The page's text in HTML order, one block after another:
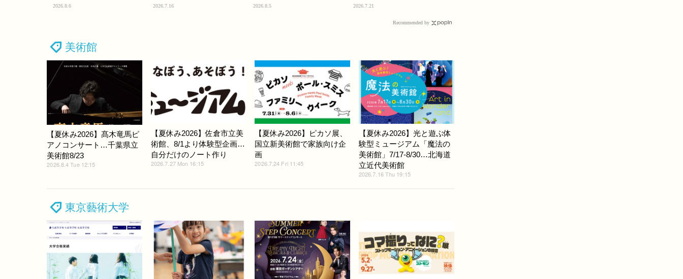
2026.8.6 2026.7.16 2026.8.5 2026.7.21
Recommended by
美術館
【夏休み2026】髙木竜馬ピ
アノコンサート…千葉県立
美術館8/23
2026.8.4 Tue 12:15
【夏休み2026】佐倉市立美
術館、8/1より体験型企画…
自分だけのノート作り
2026.7.27 Mon 16:15
【夏休み2026】ピカソ展、
国立新美術館で家族向け企
画
2026.7.24 Fri 11:45
【夏休み2026】光と遊ぶ体
験型ミュージアム「魔法の
美術館」7/17-8/30…北海道
立近代美術館
2026.7.16 Thu 19:15
東京藝術大学